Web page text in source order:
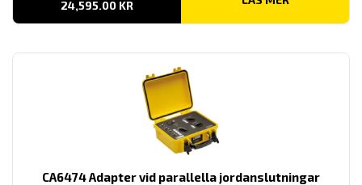
24,595.00 KRPRISINTERVALL:
TILL
CA6474 Adapter vid parallella jordanslutningar